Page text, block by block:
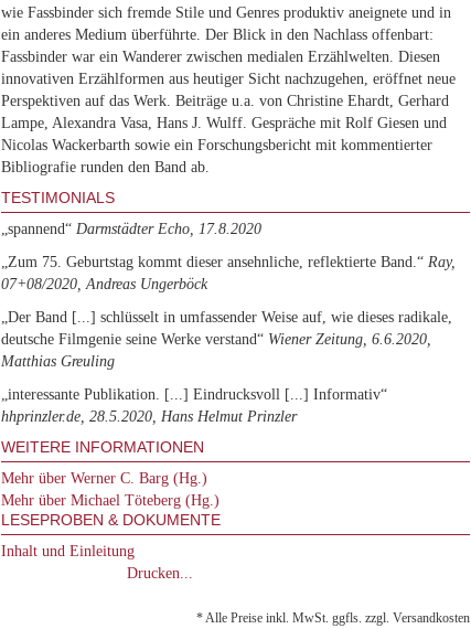
wie Fassbinder sich fremde Stile und Genres produktiv aneignete und in
ein anderes Medium überführte. Der Blick in den Nachlass offenbart:
Fassbinder war ein Wanderer zwischen medialen Erzählwelten. Diesen
innovativen Erzählformen aus heutiger Sicht nachzugehen, eröffnet neue
Perspektiven auf das Werk. Beiträge u.a. von Christine Ehardt, Gerhard
Lampe, Alexandra Vasa, Hans J. Wulff. Gespräche mit Rolf Giesen und
Nicolas Wackerbarth sowie ein Forschungsbericht mit kommentierter
Bibliografie runden den Band ab.
TESTIMONIALS
„spannend“ Darmstädter Echo, 17.8.2020
„Zum 75. Geburtstag kommt dieser ansehnliche, reflektierte Band.“ Ray,
07+08/2020, Andreas Ungerböck
„Der Band [...] schlüsselt in umfassender Weise auf, wie dieses radikale,
deutsche Filmgenie seine Werke verstand“ Wiener Zeitung, 6.6.2020,
Matthias Greuling
„interessante Publikation. [...] Eindrucksvoll [...] Informativ“
hhprinzler.de, 28.5.2020, Hans Helmut Prinzler
WEITERE INFORMATIONEN
Mehr über Werner C. Barg (Hg.)
Mehr über Michael Töteberg (Hg.)
LESEPROBEN & DOKUMENTE
Inhalt und Einleitung
Drucken...
* Alle Preise inkl. MwSt. ggfls. zzgl. Versandkosten